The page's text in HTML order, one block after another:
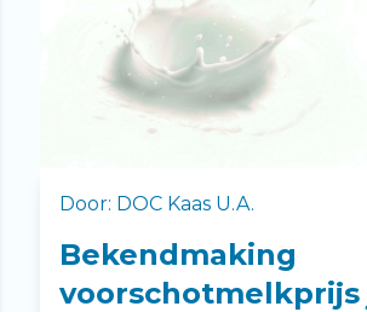
Door: DOC Kaas U.A.
Bekendmaking
voorschotmelkprijs